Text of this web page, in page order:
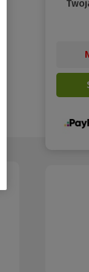
(Nowe